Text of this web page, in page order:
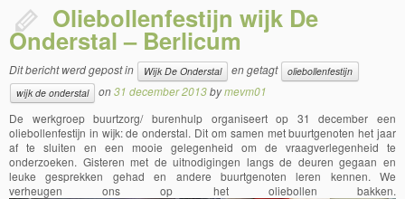
Oliebollenfestijn wijk De
Onderstal – Berlicum
Dit bericht werd gepost in Wijk De Onderstal en getagt
oliebollenfestijn
wijk de onderstal
on31 december 2013bymevm01
De werkgroep buurtzorg/ burenhulp organiseert op 31 december een
oliebollenfestijn in wijk: de onderstal. Dit om samen met buurtgenoten het jaar
af te sluiten en een mooie gelegenheid om de vraagverlegenheid te
onderzoeken. Gisteren met de uitnodigingen langs de deuren gegaan en
leuke gesprekken gehad en andere buurtgenoten leren kennen. We
verheugen ons op het oliebollen bakken.